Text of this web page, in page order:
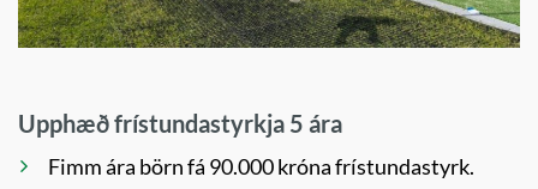
Upphæð frístundastyrkja 5 ára
Fimm ára börn fá 90.000 króna frístundastyrk.